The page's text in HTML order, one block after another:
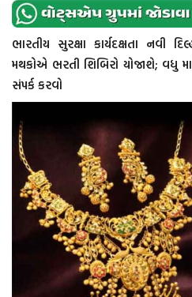
ભારતીય સુરક્ષા કાર્યદક્ષતા નવી
મથકોએ ભરતી શિબિરો યોજાશે; વધુ
સંપર્ક કરવો